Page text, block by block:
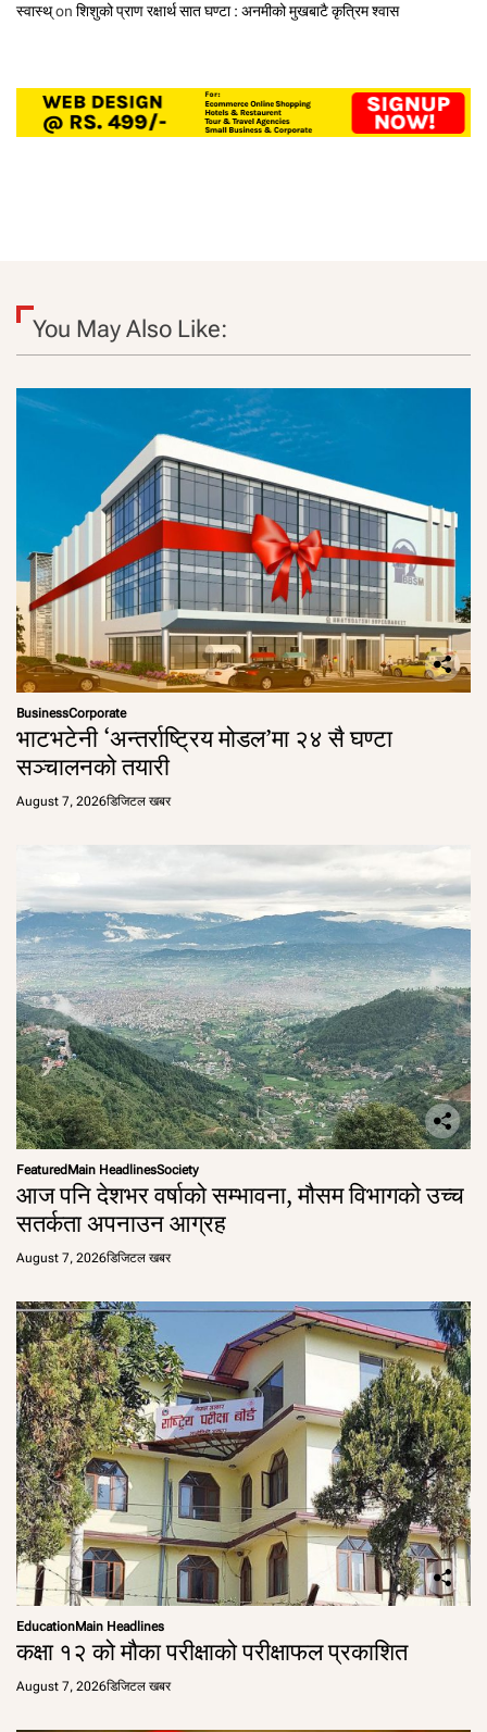
स्वास्थ्on शिशुको प्राण रक्षार्थ सात घण्टा : अनमीको मुखबाटै कृत्रिम श्वास
You May Also Like:
BusinessCorporate
भाटभटेनी ‘अन्तर्राष्ट्रिय मोडल’मा २४ सै घण्टा
सञ्चालनको तयारी
August 7, 2026डिजिटल खबर
FeaturedMain HeadlinesSociety
आज पनि देशभर वर्षाको सम्भावना, मौसम विभागको उच्च
सतर्कता अपनाउन आग्रह
August 7, 2026डिजिटल खबर
EducationMain Headlines
कक्षा १२ को मौका परीक्षाको परीक्षाफल प्रकाशित
August 7, 2026डिजिटल खबर